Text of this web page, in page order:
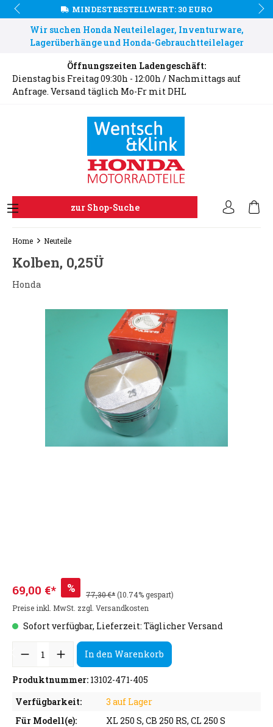
MINDESTBESTELLWERT: 30 EURO
Wir suchen Honda Neuteilelager, Inventurware,
Lagerüberhänge und Honda-Gebrauchtteilelager
Öffnungszeiten Ladengeschäft:
Dienstag bis Freitag 09:30h - 12:00h / Nachmittags auf
Anfrage. Versand täglich Mo-Fr mit DHL
zur Shop-Suche
Home Neuteile
Kolben, 0,25Ü
Honda
69,00 €* % 77,30 €*(10.74% gespart)
Preise inkl. MwSt. zzgl. Versandkosten
Sofort verfügbar, Lieferzeit: Täglicher Versand
In den Warenkorb
Produktnummer: 13102-471-405
Verfügbarkeit:
3 auf Lager
Für Modell(e):
XL 250 S, CB 250 RS, CL 250 S